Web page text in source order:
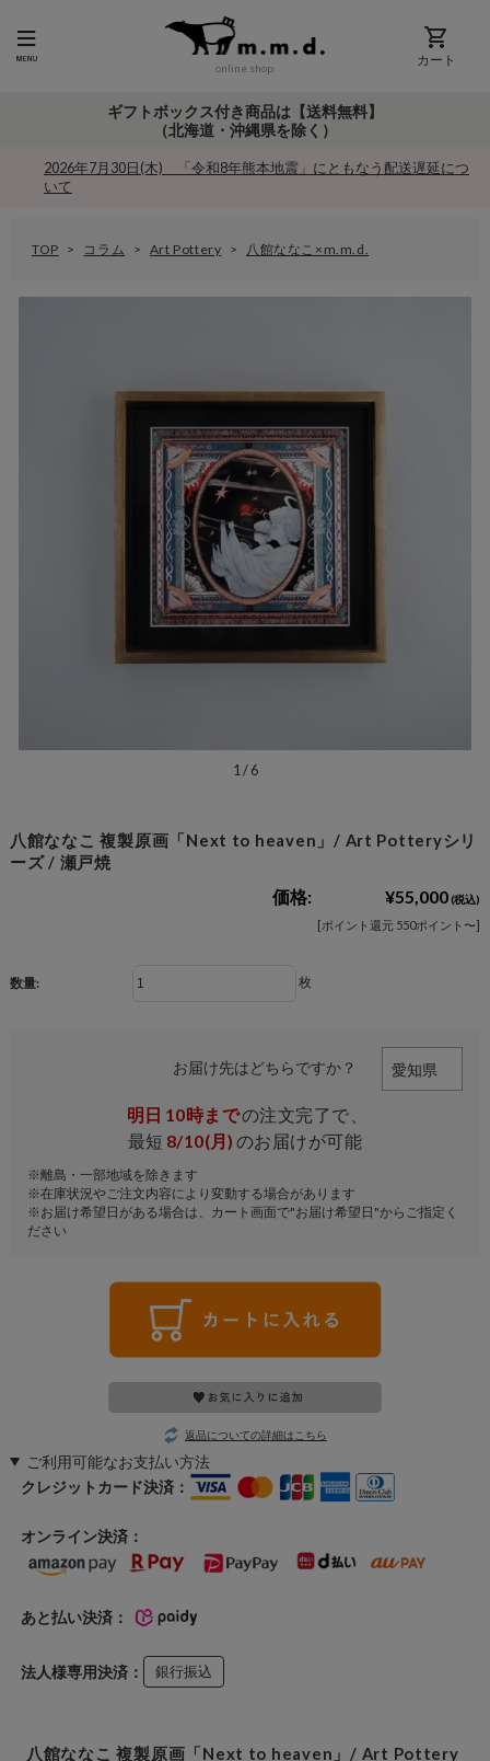
online shop カート
ギフトボックス付き商品は【送料無料】
（北海道・沖縄県を除く）
2026年7月30日(木) 「令和8年熊本地震」にともなう配送遅延につ
いて
TOP コラム Art Pottery 八館ななこ×m.m.d.
1 /6
八館ななこ 複製原画「Next to heaven」/ Art Potteryシリ
ーズ / 瀬戸焼
価格: ¥55,000(税込)
[ポイント還元 550ポイント〜]
数量: 枚
お届け先はどちらですか？
明日 10時までの注文完了で、
最短 8/10(月) のお届けが可能
※離島・一部地域を除きます
※在庫状況やご注文内容により変動する場合があります
※お届け希望日がある場合は、カート画面で"お届け希望日"からご指定く
ださい
返品についての詳細はこちら
ご利用可能なお支払い方法
クレジットカード決済：
オンライン決済：
あと払い決済：
法人様専用決済： 銀行振込
八館ななこ 複製原画「Next to heaven」/ Art Pottery